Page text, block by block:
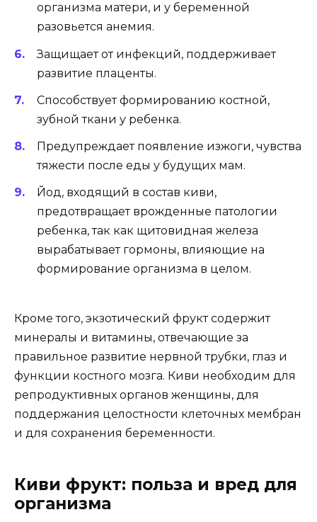
организма матери, и у беременной
разовьется анемия.
Защищает от инфекций, поддерживает
развитие плаценты.
Способствует формированию костной,
зубной ткани у ребенка.
Предупреждает появление изжоги, чувства
тяжести после еды у будущих мам.
Йод, входящий в состав киви,
предотвращает врожденные патологии
ребенка, так как щитовидная железа
вырабатывает гормоны, влияющие на
формирование организма в целом.
Кроме того, экзотический фрукт содержит
минералы и витамины, отвечающие за
правильное развитие нервной трубки, глаз и
функции костного мозга. Киви необходим для
репродуктивных органов женщины, для
поддержания целостности клеточных мембран
и для сохранения беременности.
Киви фрукт: польза и вред для
организма